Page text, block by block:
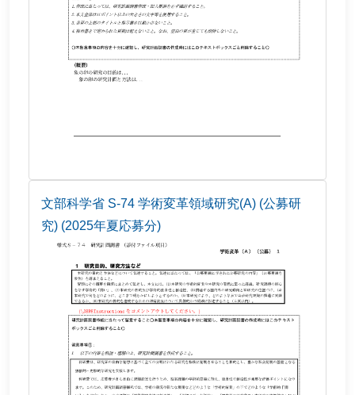
文部科学省 S-74 学術変革領域研究(A) (公募研
究) (2025年夏応募分)